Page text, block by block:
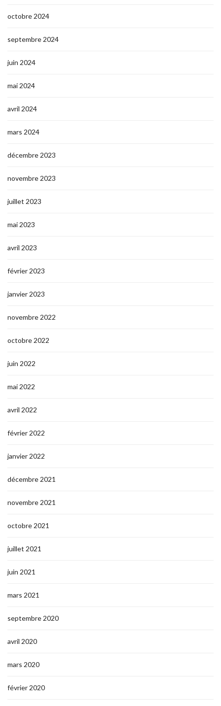
octobre 2024
septembre 2024
juin 2024
mai 2024
avril 2024
mars 2024
décembre 2023
novembre 2023
juillet 2023
mai 2023
avril 2023
février 2023
janvier 2023
novembre 2022
octobre 2022
juin 2022
mai 2022
avril 2022
février 2022
janvier 2022
décembre 2021
novembre 2021
octobre 2021
juillet 2021
juin 2021
mars 2021
septembre 2020
avril 2020
mars 2020
février 2020